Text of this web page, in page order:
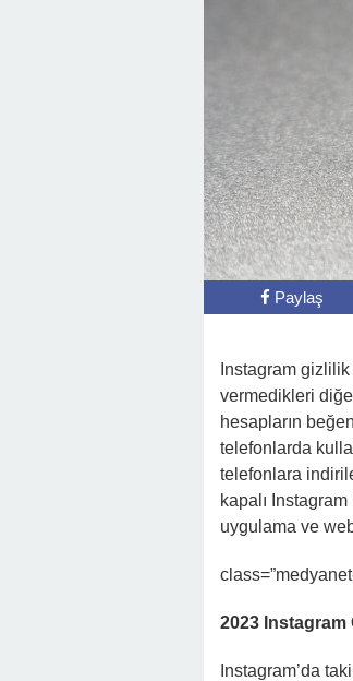
Paylaş
Instagram
vermedikleri
hesapların
telefonlarda
telefonlara
kapalı
uygulama ve
2023 Instagram
Instagram’da